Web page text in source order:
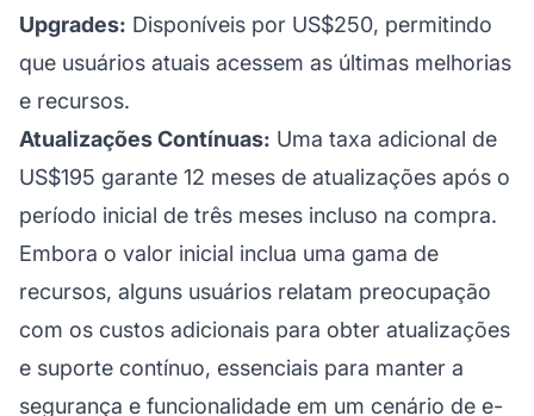
Upgrades: Disponíveis por US$250, permitindo
que usuários atuais acessem as últimas melhorias
e recursos.
Atualizações Contínuas: Uma taxa adicional de
US$195 garante 12 meses de atualizações após o
período inicial de três meses incluso na compra.
Embora o valor inicial inclua uma gama de
recursos, alguns usuários relatam preocupação
com os custos adicionais para obter atualizações
e suporte contínuo, essenciais para manter a
segurança e funcionalidade em um cenário de e-